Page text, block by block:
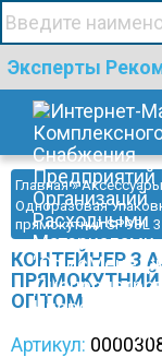
Эксперты
Главная»
Одноразовая
прямокутний
КОНТЕЙНЕР З
ПРЯМОКУТНИЙ
ОПТОМ
Артикул: